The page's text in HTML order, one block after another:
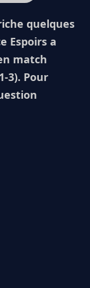
quelques
Espoirs a
match
3). Pour